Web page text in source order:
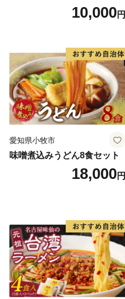
10,000円
愛知県小牧市
味噌煮込みうどん8食セット
18,000円